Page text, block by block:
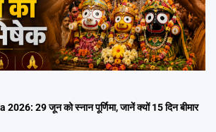
29 जून को स्नान पूर्णिमा, जानें क्यों 15 दिन बीमार